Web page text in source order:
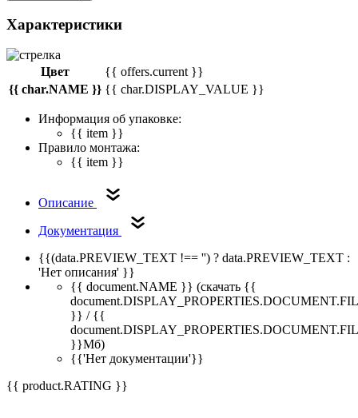
Характеристики
Цвет
{{ offers.current }}
{{ char.NAME }} {{ char.DISPLAY_VALUE }}
Информация об упаковке:
{{ item }}
Правило монтажа:
{{ item }}
Описание
Документация
{{(data.PREVIEW_TEXT !== '') ? data.PREVIEW_TEXT :
'Нет описания' }}
{{ document.NAME }} (скачать {{
}} / {{
}}Мб)
{{'Нет документации'}}
{{ product.RATING }}